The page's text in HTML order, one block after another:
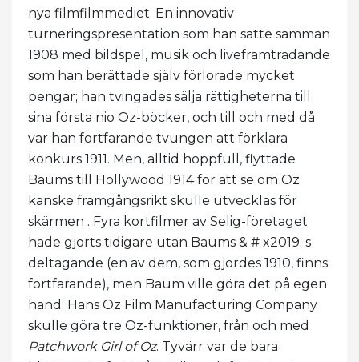
nya filmfilmmediet. En innovativ
turneringspresentation som han satte samman
1908 med bildspel, musik och liveframträdande
som han berättade själv förlorade mycket
pengar; han tvingades sälja rättigheterna till
sina första nio Oz-böcker, och till och med då
var han fortfarande tvungen att förklara
konkurs 1911. Men, alltid hoppfull, flyttade
Baums till Hollywood 1914 för att se om Oz
kanske framgångsrikt skulle utvecklas för
skärmen . Fyra kortfilmer av Selig-företaget
hade gjorts tidigare utan Baums & # x2019: s
deltagande (en av dem, som gjordes 1910, finns
fortfarande), men Baum ville göra det på egen
hand. Hans Oz Film Manufacturing Company
skulle göra tre Oz-funktioner, från och med
Patchwork Girl of Oz. Tyvärr var de bara